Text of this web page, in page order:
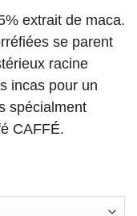
extrait de maca.
se parent
racine
incas pour un
spécialment
CAFFÉ.